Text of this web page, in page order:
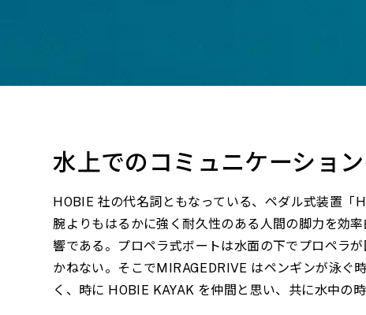
水上でのコミュニケーショ
HOBIE 社の代名詞ともなっている、ペダル式装置「
腕よりもはるかに強く耐久性のある人間の脚力を効
響である。プロペラ式ボートは水面の下でプロペラ
かねない。そこでMIRAGEDRIVE はペンギンが泳ぐ
く、時に HOBIE KAYAK を仲間と思い、共に水中の